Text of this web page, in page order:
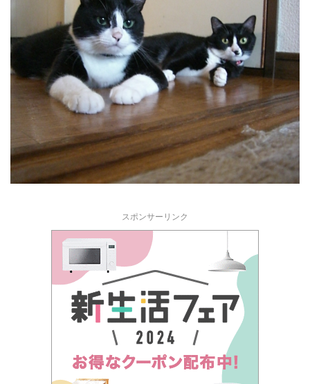
スポンサーリンク